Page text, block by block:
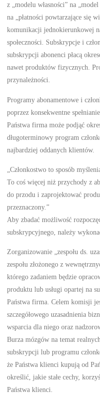
z „modelu własności” na
na „płatności powtarzające się
komunikacji jednokierunkowej
społeczności. Subskrypcje i
subskrypcji abonenci płacą
nawet produktów fizycznych.
przynależności.
Programy abonamentowe i
poprzez konsekwentne
Państwa firma może podjąć
długoterminowy program
najbardziej oddanych klientów.
„Członkostwo to sposób
To coś więcej niż przychody z
do przodu i zaprojektować
przeznaczony.”
Aby zbadać możliwość
subskrypcyjnego, należy
Zorganizowanie „zespołu ds.
zespołu złożonego z
którego zadaniem będzie
produktu lub usługi opartej na
Państwa firma. Celem komisji
szczegółowego uzasadnienia
wsparcia dla niego oraz
Burza mózgów na temat
subskrypcji lub programu
że Państwa klienci kupują od
określić, jakie stałe cechy,
Państwa klienci.